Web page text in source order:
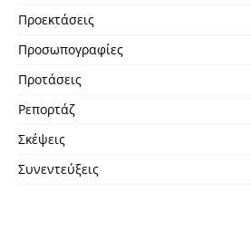
Προεκτάσεις
Προσωπογραφίες
Προτάσεις
Ρεπορτάζ
Σκέψεις
Συνεντεύξεις